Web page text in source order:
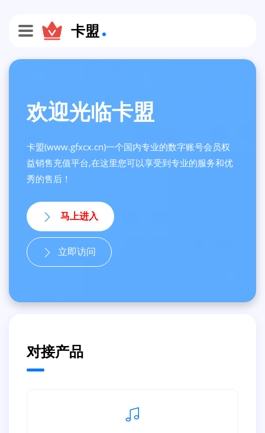
卡盟
欢迎光临卡盟
卡盟(www.gfxcx.cn)一个国内专业的数字账号会员权
益销售充值平台,在这里您可以享受到专业的服务和优
秀的售后！
马上进入
立即访问
对接产品